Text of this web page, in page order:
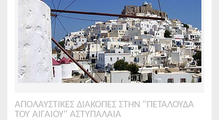
ΑΠΟΛΑΥΣΤΙΚΕΣ ΔΙΑΚΟΠΕΣ ΣΤΗΝ ''ΠΕΤΑΛΟΥΔΑ
ΤΟΥ ΑΙΓΑΙΟΥ'' ΑΣΤΥΠΑΛΑΙΑ